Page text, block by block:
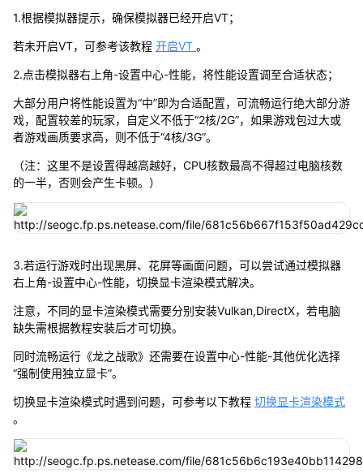
1.根据模拟器提示，确保模拟器已经开启VT；
若未开启VT，可参考该教程 开启VT 。
2.点击模拟器右上角-设置中心-性能，将性能设置调至合适状态；
大部分用户将性能设置为“中”即为合适配置，可流畅运行绝大部分游
戏，配置较差的玩家，自定义不低于“2核/2G”，如果游戏包过大或
者游戏画质要求高，则不低于“4核/3G”。
（注：这里不是设置得越高越好，CPU核数最高不得超过电脑核数
的一半，否则会产生卡顿。）
3.若运行游戏时出现黑屏、花屏等画面问题，可以尝试通过模拟器
右上角-设置中心-性能，切换显卡渲染模式解决。
注意，不同的显卡渲染模式需要分别安装Vulkan,DirectX，若电脑
缺失需根据教程安装后才可切换。
同时流畅运行《龙之战歌》还需要在设置中心-性能-其他优化选择
“强制使用独立显卡”。
切换显卡渲染模式时遇到问题，可参考以下教程 切换显卡渲染模式
。